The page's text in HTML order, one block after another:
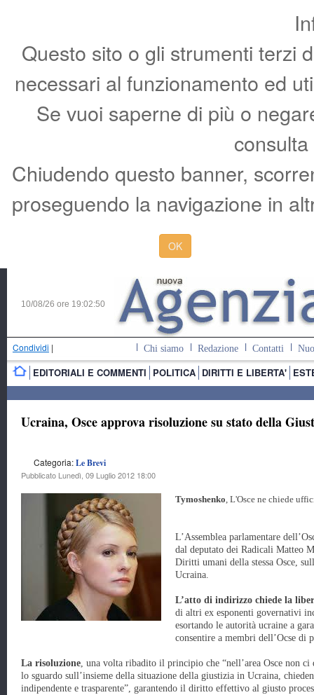
Questo sito o gli strumenti terzi
necessari al funzionamento ed
Se vuoi saperne di più o
Chiudendo questo banner,
proseguendo la navigazione in
OK
10/08/26 ore 19:02:51
Condividi | Chi siamo Redazione Contatti
EDITORIALI E COMMENTI POLITICA DIRITTI E LIBERTA'
Ucraina, Osce approva risoluzione su stato della
Categoria:Le Brevi
Pubblicato Lunedì, 09 Luglio 2012 18:00
Tymoshenko, L'Osce ne chiede
L’Assemblea parlamentare
dal deputato dei Radicali Matteo
Diritti umani della stessa Osce,
Ucraina.
L’atto di indirizzo chiede la
di altri ex esponenti governativi
esortando le autorità ucraine a
consentire a membri dell’Ocse di
La risoluzione, una volta ribadito il principio che “nell’area Osce non
lo sguardo sull’insieme della situazione della giustizia in Ucraina,
indipendente e trasparente”, garantendo il diritto effettivo al giusto